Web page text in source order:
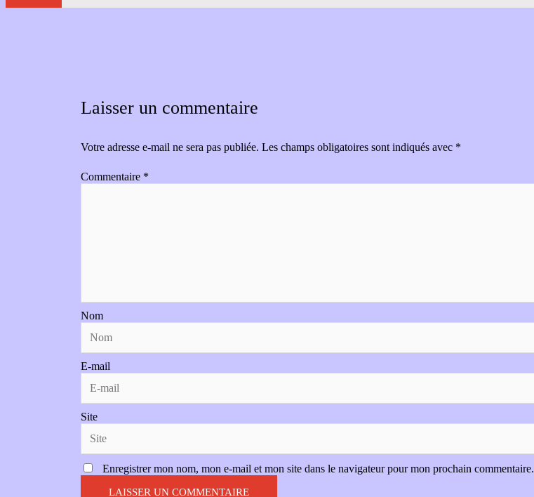
Laisser un commentaire
Votre adresse e-mail ne sera pas publiée. Les champs obligatoires sont indiqués avec *
Commentaire *
Nom
E-mail
Site
Enregistrer mon nom, mon e-mail et mon site dans le navigateur pour mon prochain commentaire.